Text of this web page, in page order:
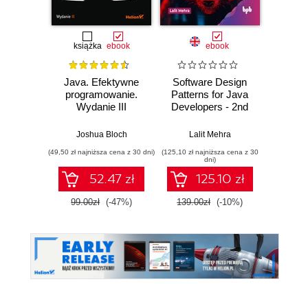
książka ebook
Java. Efektywne
programowanie.
Wydanie III
Joshua Bloch
(49,50 zł najniższa cena z 30 dni)
52.47 zł
99.00zł (-47%)
ebook
Software Design
Patterns for Java
Developers - 2nd
Lalit Mehra
(125,10 zł najniższa cena z 30
dni)
125.10 zł
139.00zł (-10%)